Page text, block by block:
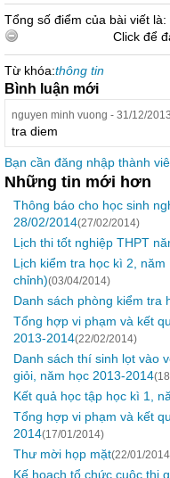
Tổng số điểm của bài viết
Click để
Từ khóa:thông tin
Bình luận mới
nguyen minh vuong - 31/12/
tra diem
Bạn cần đăng nhập thành
Những tin mới hơn
Thông báo cho học sinh
28/02/2014(27/02/2014)
Lịch thi tốt nghiệp THPT
Lịch kiểm tra học kì 2,
chỉnh)(03/04/2014)
Danh sách phòng kiểm tra
Tổng hợp vi phạm và kết
2013-2014(22/02/2014)
Danh sách thí sinh lọt vào
giỏi, năm học 2013-2014
Kết quả học tập học kì 1,
Tổng hợp vi phạm và kết
2014(17/01/2014)
Thư mời họp mặt(22/01/
Kế hoạch tổ chức cuộc thi